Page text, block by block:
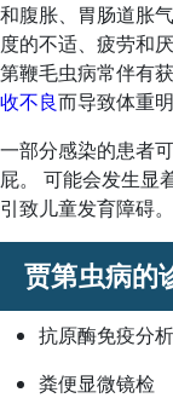
和腹胀、胃肠道胀
度的不适、疲劳和
第鞭毛虫病常伴有
收不良而导致体重
一部分感染的患者
屁。 可能会发生显
引致儿童发育障碍。
贾第虫病的
抗原酶免疫分
粪便显微镜检